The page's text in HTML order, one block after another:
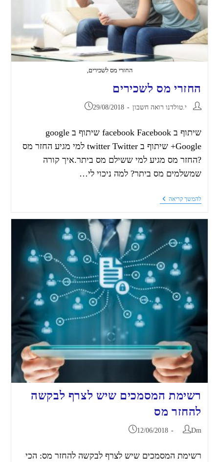
החזרי מס לשכירים,
החזרי מס לשכירים
י.טולדנו רואה חשבון 29/08/2018
שיתוף ב facebook Facebook שיתוף ב google
Google+ שיתוף ב twitter Twitter למי מגיע החזר מס
?החזר מס מגיע למי ששילם מס ביתר.איך קורה
שמשלמים מס ביתר? למה ניכוי לי…
להמשך קריאה
רשימת המסמכים שיש לצרף לבקשה
להחזר מס
Dm
12/06/2018
רשימת המסמכים שיש לצרף לבקשה להחזר מס: הכי